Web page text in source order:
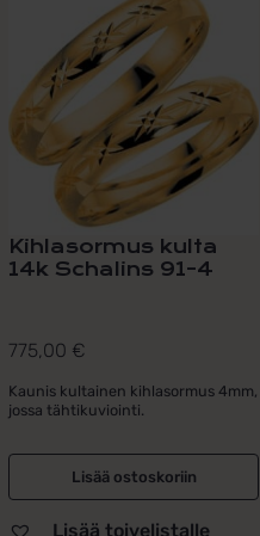
Kihlasormus kulta
14k Schalins 91-4
775,00 €
Kaunis kultainen kihlasormus 4mm,
jossa tähtikuviointi.
Lisää ostoskoriin
Lisää toivelistalle